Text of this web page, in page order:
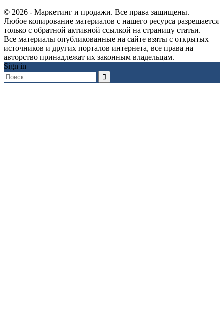
© 2026 - Маркетинг и продажи. Все права защищены.
Любое копирование материалов с нашего ресурса разрешается
только с обратной активной ссылкой на страницу статьи.
Все материалы опубликованные на сайте взяты с открытых
источников и других порталов интернета, все права на
авторство принадлежат их законным владельцам.
Sign in